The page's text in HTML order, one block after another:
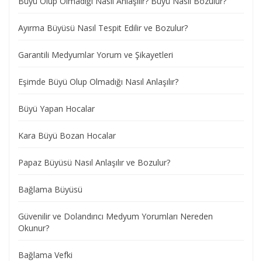
Ayırma Büyüsü Nasıl Tespit Edilir ve Bozulur?
Garantili Medyumlar Yorum ve Şikayetleri
Eşimde Büyü Olup Olmadığı Nasıl Anlaşılır?
Büyü Yapan Hocalar
Kara Büyü Bozan Hocalar
Papaz Büyüsü Nasıl Anlaşılır ve Bozulur?
Bağlama Büyüsü
Güvenilir ve Dolandırıcı Medyum Yorumları Nereden
Okunur?
Bağlama Vefki